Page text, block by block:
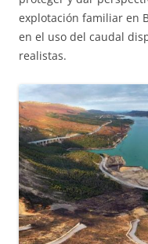
explotación familiar en
en el uso del caudal
realistas.